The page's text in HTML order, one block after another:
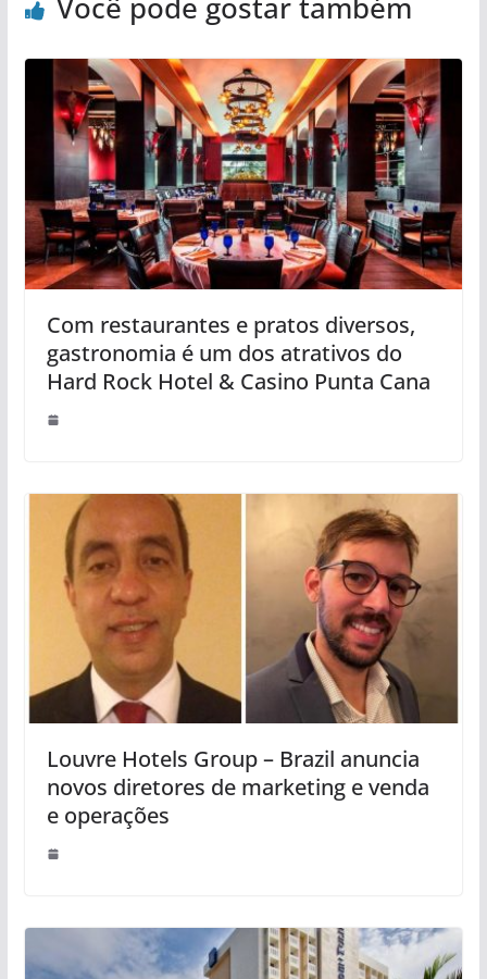
Com restaurantes e pratos diversos,
gastronomia é um dos atrativos do
Hard Rock Hotel & Casino Punta Cana
Louvre Hotels Group – Brazil anuncia
novos diretores de marketing e venda
e operações